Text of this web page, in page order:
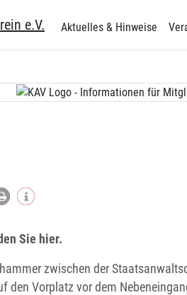
Aktuelles & Hinweise
Sie hier.
zwischen der
den Vorplatz vor dem